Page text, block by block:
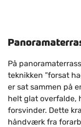
På
teknikken ”forsat
er sat sammen på
helt glat overfalde,
forsvinder. Dette
håndværk fra